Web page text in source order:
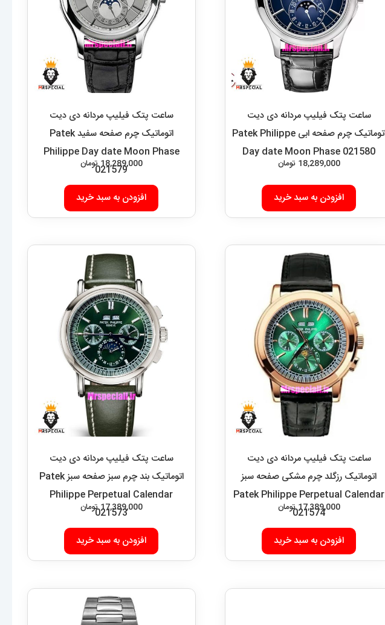
ساعت پتک فیلیپ مردانه دی دیت
اتوماتیک چرم صفحه ابی Patek Philippe
Day date Moon Phase 021580
18,289,000 تومان
افزودن به سبد خرید
ساعت پتک فیلیپ مردانه دی دیت
اتوماتیک چرم صفحه سفید Patek
Philippe Day date Moon Phase
021579
18,289,000تومان
افزودن به سبد خرید
ساعت پتک فیلیپ مردانه دی دیت
اتوماتیک رزگلد چرم مشکی صفحه سبز
Patek Philippe Perpetual Calendar
021574
17,389,000تومان
افزودن به سبد خرید
ساعت پتک فیلیپ مردانه دی دیت
اتوماتیک بند چرم سبز صفحه سبز Patek
Philippe Perpetual Calendar
021573
17,389,000تومان
افزودن به سبد خرید